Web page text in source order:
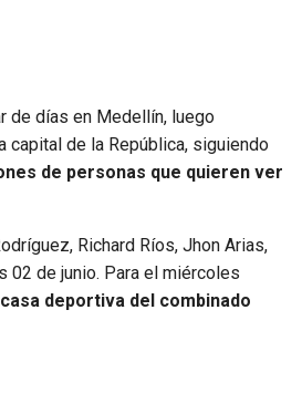
de días en Medellín, luego
capital de la República, siguiendo
de personas que quieren ver
Richard Ríos, Jhon Arias,
02 de junio. Para el miércoles
deportiva del combinado